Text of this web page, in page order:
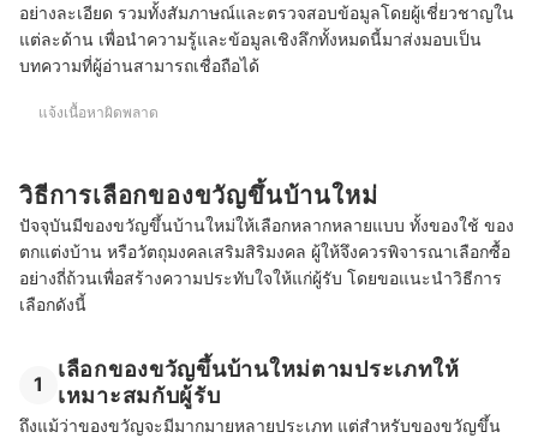
อย่างละเอียด รวมทั้งสัมภาษณ์และตรวจสอบข้อมูลโดยผู้เชี่ยวชาญใน
แต่ละด้าน เพื่อนำความรู้และข้อมูลเชิงลึกทั้งหมดนี้มาส่งมอบเป็น
บทความที่ผู้อ่านสามารถเชื่อถือได้
แจ้งเนื้อหาผิดพลาด
วิธีการเลือกของขวัญขึ้นบ้านใหม่
ปัจจุบันมีของขวัญขึ้นบ้านใหม่ให้เลือกหลากหลายแบบ ทั้งของใช้ ของ
ตกแต่งบ้าน หรือวัตถุมงคลเสริมสิริมงคล ผู้ให้จึงควรพิจารณาเลือกซื้อ
อย่างถี่ถ้วนเพื่อสร้างความประทับใจให้แก่ผู้รับ โดยขอแนะนำวิธีการ
เลือกดังนี้
1
เลือกของขวัญขึ้นบ้านใหม่ตามประเภทให้
เหมาะสมกับผู้รับ
ถึงแม้ว่าของขวัญจะมีมากมายหลายประเภท แต่สำหรับของขวัญขึ้น